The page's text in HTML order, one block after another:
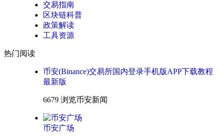
交易指南
区块链科普
政策解读
工具资源
热门阅读
币安(Binance)交易所国内登录手机版APP下载教程
最新版
6679 浏览币安新闻
币安广场